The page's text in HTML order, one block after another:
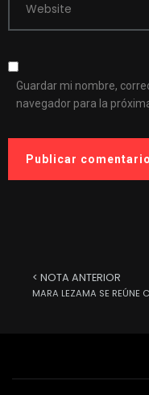
Website
Guardar mi nombre,
navegador para la
< NOTA ANTERIOR